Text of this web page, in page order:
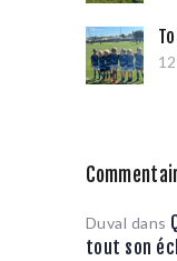
Duval dans
tout son